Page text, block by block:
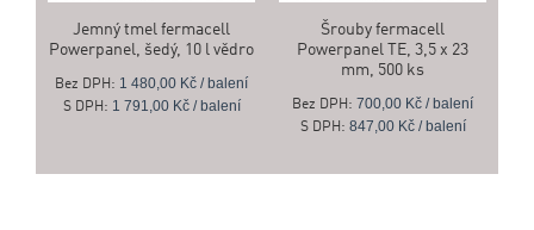
Jemný tmel fermacell
Powerpanel, šedý, 10 l vědro
Bez DPH: 1 480,00 Kč / balení
S DPH: 1 791,00 Kč / balení
Šrouby fermacell
Powerpanel TE, 3,5 x 23
mm, 500 ks
Bez DPH: 700,00 Kč / balení
S DPH: 847,00 Kč / balení